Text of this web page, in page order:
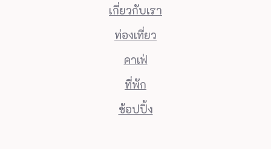
เกี่ยวกับเรา
ท่องเที่ยว
คาเฟ่
ที่พัก
ช้อปปิ้ง